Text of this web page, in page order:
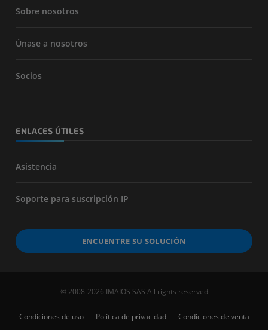
Sobre nosotros
Únase a nosotros
Socios
ENLACES ÚTILES
Asistencia
Soporte para suscripción IP
ENCUENTRE SU SOLUCIÓN
© 2008-2026 IMAIOS SAS All rights reserved
Condiciones de uso Política de privacidad Condiciones de venta